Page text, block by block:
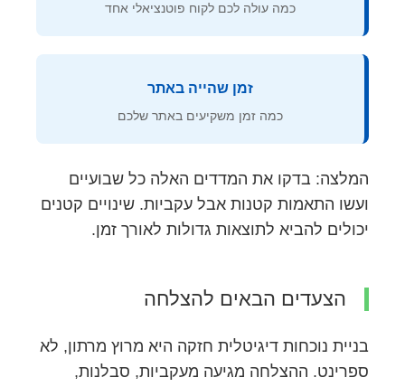
כמה עולה לכם לקוח פוטנציאלי אחד
זמן שהייה באתר
כמה זמן משקיעים באתר שלכם
המלצה: בדקו את המדדים האלה כל שבועיים
ועשו התאמות קטנות אבל עקביות. שינויים קטנים
יכולים להביא לתוצאות גדולות לאורך זמן.
הצעדים הבאים להצלחה
בניית נוכחות דיגיטלית חזקה היא מרוץ מרתון, לא
ספרינט. ההצלחה מגיעה מעקביות, סבלנות,